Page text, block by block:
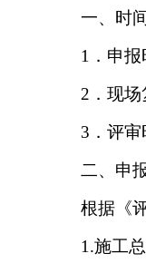
一、时
1 ．申
2 ．现
3 ．评
二、申
根据《
1.施工